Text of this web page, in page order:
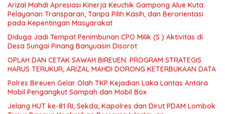
Arizal Mahdi Apresiasi Kinerja Keuchik Gampong Alue Kuta:
Pelayanan Transparan, Tanpa Pilih Kasih, dan Berorientasi
pada Kepentingan Masyarakat
Diduga Jadi Tempat Penimbunan CPO Milik (S ) Aktivitas di
Desa Sungai Pinang Banyuasin Disorot
OPLAH DAN CETAK SAWAH BIREUEN: PROGRAM STRATEGIS
HARUS TERUKUR, ARIZAL MAHDI DORONG KETERBUKAAN DATA
Polres Bireuen Gelar Olah TKP Kejadian Laka Lantas Antara
Mobil Pengangkut Sampah dan Mobil Box
Jelang HUT ke-81 RI, Sekda, Kapolres dan Dirut PDAM Lombok